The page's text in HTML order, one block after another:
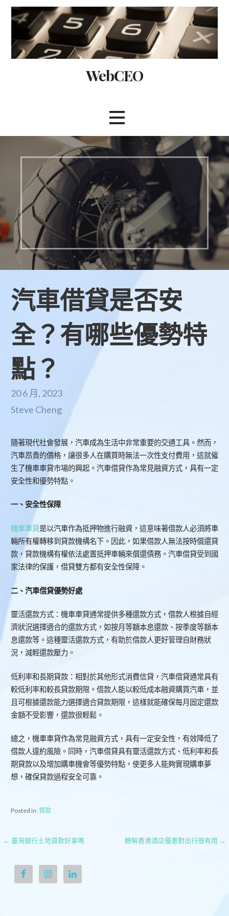
Skip
WebCEO
博客
汽車借貸是否安
全？有哪些優勢特
點？
20 6 月, 2023
Steve Cheng
隨著現代社會發展，汽車成為生活中非常重要的交通工具。然而，
汽車昂貴的價格，讓很多人在購買時無法一次性支付費用，這就催
生了機車車貸市場的興起。汽車借貸作為常見融資方式，具有一定
安全性和優勢特點。
一、安全性保障
機車車貸是以汽車作為抵押物進行融資，這意味著借款人必須將車
輛所有權轉移到貸款機構名下。因此，如果借款人無法按時償還貸
款，貸款機構有權依法處置抵押車輛來償還債務。汽車借貸受到國
家法律的保護，借貸雙方都有安全性保障。
二、汽車借貸優勢好處
靈活還款方式：機車車貸通常提供多種還款方式，借款人根據自經
濟狀況選擇適合的還款方式，如按月等額本息還款、按季度等額本
息還款等。這種靈活還款方式，有助於借款人更好管理自財務狀
況，減輕還款壓力。
低利率和長期貸款：相對於其他形式消費信貸，汽車借貸通常具有
較低利率和較長貸款期限。借款人能以較低成本融資購買汽車，並
且可根據還款能力選擇適合貸款期限，這樣就能確保每月固定還款
金額不受影響，還款很輕鬆。
總之，機車車貸作為常見融資方式，具有一定安全性，有效降低了
借款人違約風險。同時，汽車借貸具有靈活還款方式、低利率和長
期貸款以及增加購車機會等優勢特點，使更多人能夠實現購車夢
想，確保貸款過程安全可靠。
Posted in:貸款
文
章
導
← 臺灣銀行土地貸款好拿嗎 瞭解香港酒店優惠對出行很有用 →